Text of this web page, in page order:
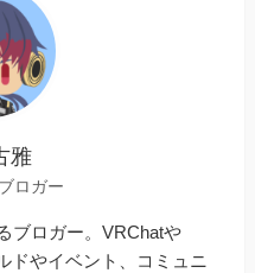
雅
ロガー
ブロガー。VRChatや
ドやイベント、コミュニ